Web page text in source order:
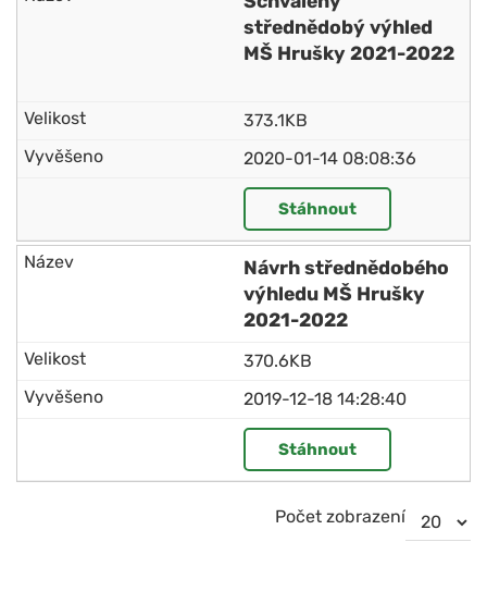
střednědobý výhled
MŠ Hrušky 2021-2022
373.1KB
2020-01-14 08:08:36
Stáhnout
Návrh střednědobého
výhledu MŠ Hrušky
2021-2022
370.6KB
2019-12-18 14:28:40
Stáhnout
Počet zobrazení